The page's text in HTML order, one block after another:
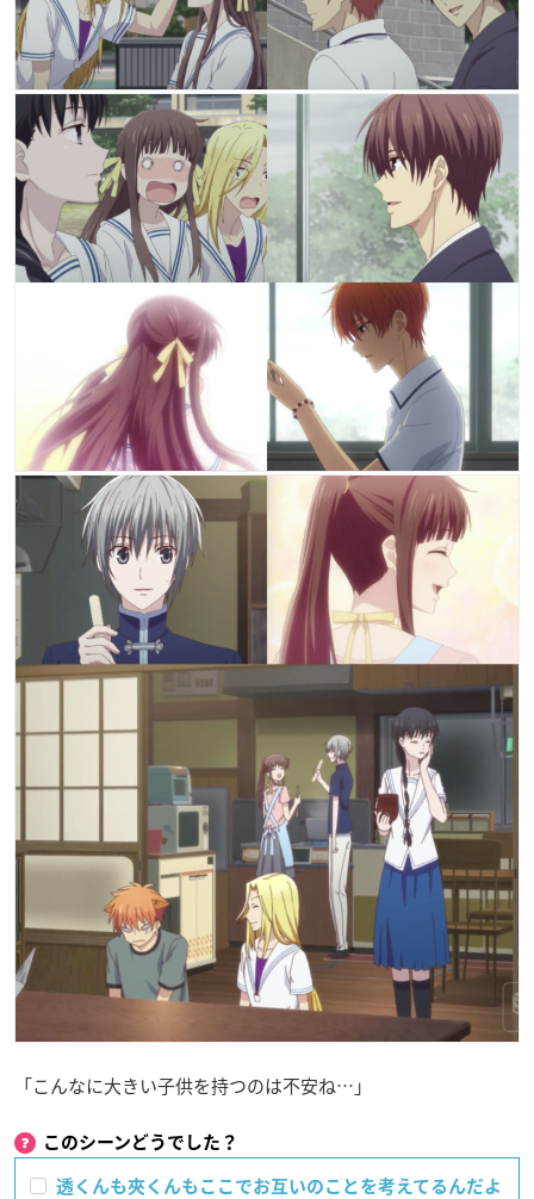
「こんなに大きい子供を持つのは不安ね…」
このシーンどうでした？
透くんも夾くんもここでお互いのことを考えてるんだよ